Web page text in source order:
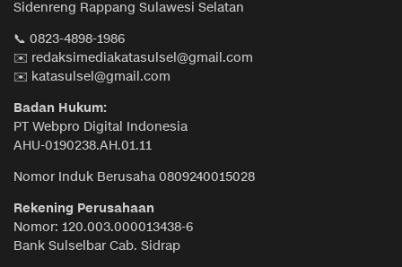
Sidenreng Rappang Sulawesi Selatan
📞 0823-4898-1986
✉️ redaksimediakatasulsel@gmail.com
✉️ katasulsel@gmail.com
Badan Hukum:
PT Webpro Digital Indonesia
AHU-0190238.AH.01.11
Nomor Induk Berusaha 0809240015028
Rekening Perusahaan
Nomor: 120.003.000013438-6
Bank Sulselbar Cab. Sidrap